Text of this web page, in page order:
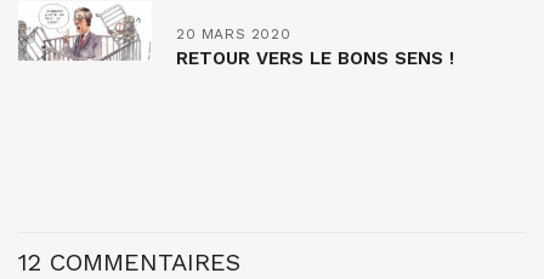
20 MARS 2020
RETOUR VERS LE BONS SENS !
12 COMMENTAIRES